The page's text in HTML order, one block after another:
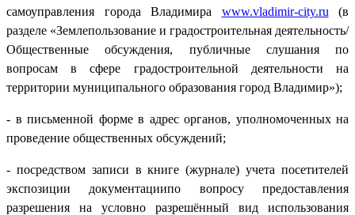
самоуправления города Владимира www.vladimir-city.ru (в
разделе «Землепользование и градостроительная деятельность/
Общественные обсуждения, публичные слушания по
вопросам в сфере градостроительной деятельности на
территории муниципального образования город Владимир»);
- в письменной форме в адрес органов, уполномоченных на
проведение общественных обсуждений;
- посредством записи в книге (журнале) учета посетителей
экспозиции документациипо вопросу предоставления
разрешения на условно разрешённый вид использования